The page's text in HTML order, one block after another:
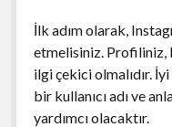
İlk adım olarak,
etmelisiniz. Profiliniz,
ilgi çekici olmalıdır.
bir kullanıcı adı ve
yardımcı olacaktır.